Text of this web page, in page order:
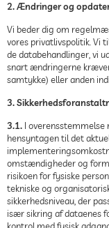
2. Ændringer og
Vi beder dig om
vores privatlivspolitik. Vi
de databehandlinger, vi
snart ændringerne kræver
samtykke) eller anden
3.
3.1. I
hensyntagen til det
omstændigheder og
risikoen for fysiske
tekniske og
sikkerhedsniveau, der
især sikring af dataenes